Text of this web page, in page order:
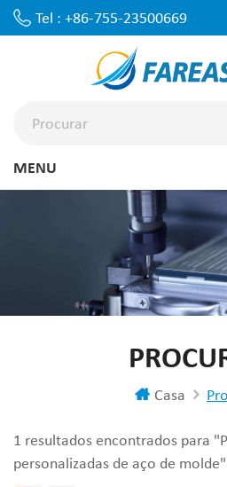
Tel : +86-755-23500669
Casa
1 resultados encontrados para
personalizadas de aço de molde"